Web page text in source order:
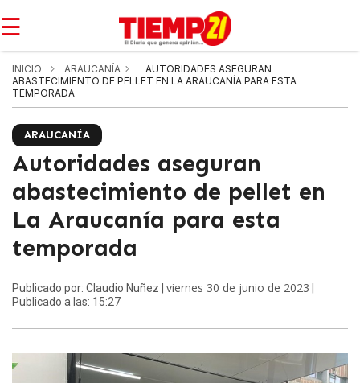
☰
INICIO ARAUCANÍA
AUTORIDADES ASEGURAN
ABASTECIMIENTO DE PELLET EN LA ARAUCANÍA PARA ESTA
TEMPORADA
ARAUCANÍA
Autoridades aseguran
abastecimiento de pellet en
La Araucanía para esta
temporada
Publicado por: Claudio Nuñez | viernes 30 de junio de 2023
Publicado a las: 15:27